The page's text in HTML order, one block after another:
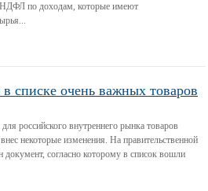
НДФЛ по доходам, которые имеют
списке очень важных товаров
российского внутреннего рынка товаров
некоторые изменения. На правительственной
документ, согласно которому в список вошли